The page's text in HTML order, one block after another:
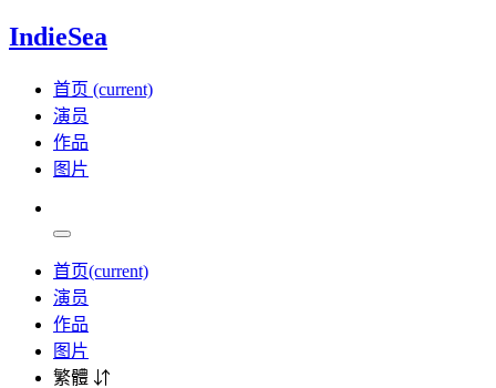
IndieSea
首页 (current)
演员
作品
图片
首页(current)
演员
作品
图片
繁體 ⇵